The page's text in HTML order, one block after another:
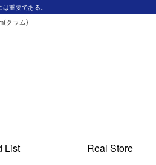
重要である。
クラム)
List Real Store